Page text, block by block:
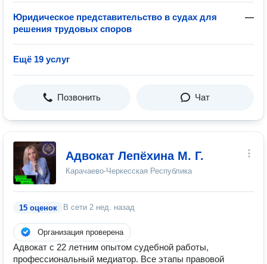
Юридическое представительство в судах для
решения трудовых споров
—
Ещё 19 услуг
Позвонить Чат
Адвокат Лепёхина М. Г.
Карачаево-Черкесская Республика
15 оценок В сети 2 нед. назад
Организация проверена
Адвокат с 22 летним опытом судебной работы,
профессиональный медиатор. Все этапы правовой